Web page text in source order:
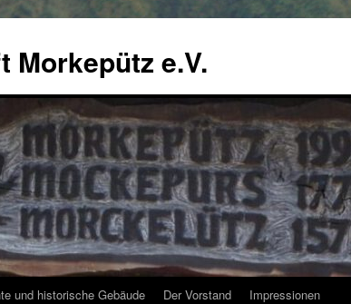
Morkepütz e.V.
und historische Gebäude Der Vorstand Impressionen